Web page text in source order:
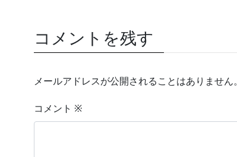
コメントを残す
メールアドレスが公開されることはありません。
コメント ※